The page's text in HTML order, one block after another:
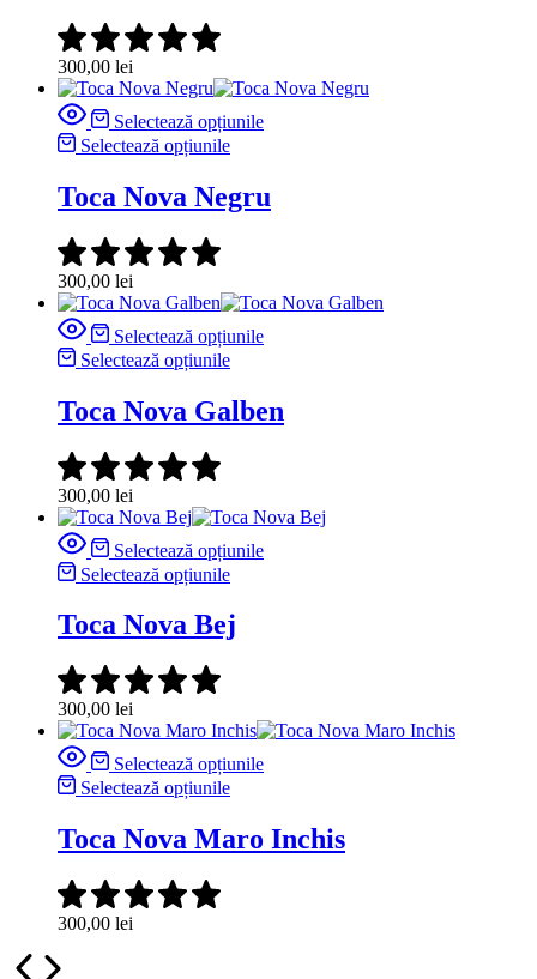
300,00 lei
Selectează opțiunile
Selectează opțiunile
Toca Nova Negru
300,00 lei
Selectează opțiunile
Selectează opțiunile
Toca Nova Galben
300,00 lei
Selectează opțiunile
Selectează opțiunile
Toca Nova Bej
300,00 lei
Selectează opțiunile
Selectează opțiunile
Toca Nova Maro Inchis
300,00 lei